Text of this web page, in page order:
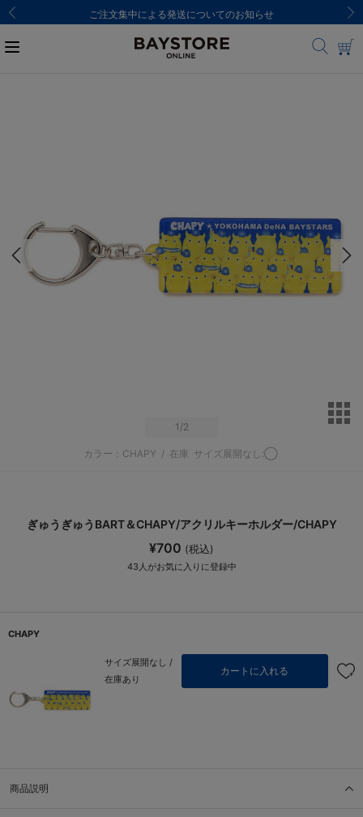
ご注文集中による発送についてのお知らせ
1 /2
カラー：CHAPY / 在庫 サイズ展開なし:◯
ぎゅうぎゅうBART＆CHAPY/アクリルキーホルダー/CHAPY
¥700 (税込)
43 人がお気に入りに登録中
CHAPY
サイズ展開なし /
在庫あり
カートに入れる
商品説明